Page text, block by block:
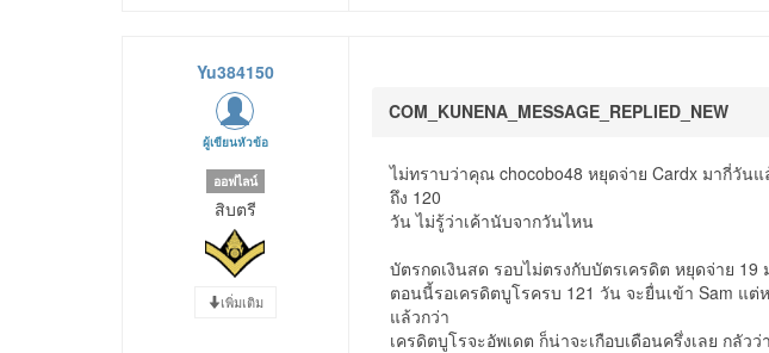
Yu384150
ผู้เขียนหัวข้อ
ออฟไลน์
สิบตรี
เพิ่มเติม
COM_KUNENA_MESSAGE_REPLIED_NEW
ไม่ทราบว่าคุณ chocobo48 หยุดจ่าย Cardx มากี่วัน
ถึง 120
วัน ไม่รู้ว่าเค้านับจากวันไหน
บัตรกดเงินสด รอบไม่ตรงกับบัตรเครดิต หยุดจ่าย
ตอนนี้รอเครดิตบูโรครบ 121 วัน จะยื่นเข้า Sam แ
แล้วกว่า
เครดิตบูโรจะอัพเดต ก็น่าจะเกือบเดือนครึ่งเลย กลั